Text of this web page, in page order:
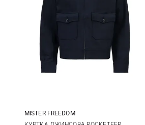
M L XL
MISTER FREEDOM